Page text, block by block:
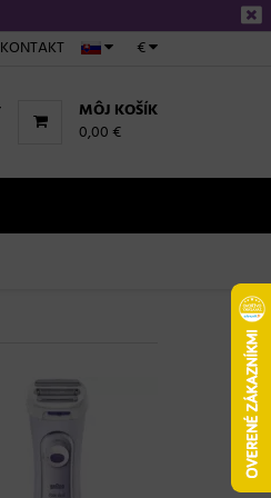
€
KONTAKT
MÔJ KOŠÍK
0,00 €